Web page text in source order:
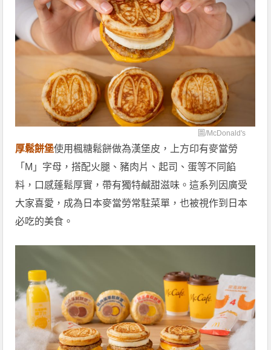
圖/McDonald's
厚鬆餅堡使用楓糖鬆餅做為漢堡皮，上方印有麥當勞
「M」字母，搭配火腿、豬肉片、起司、蛋等不同餡
料，口感蓬鬆厚實，帶有獨特鹹甜滋味。這系列因廣受
大家喜愛，成為日本麥當勞常駐菜單，也被視作到日本
必吃的美食。